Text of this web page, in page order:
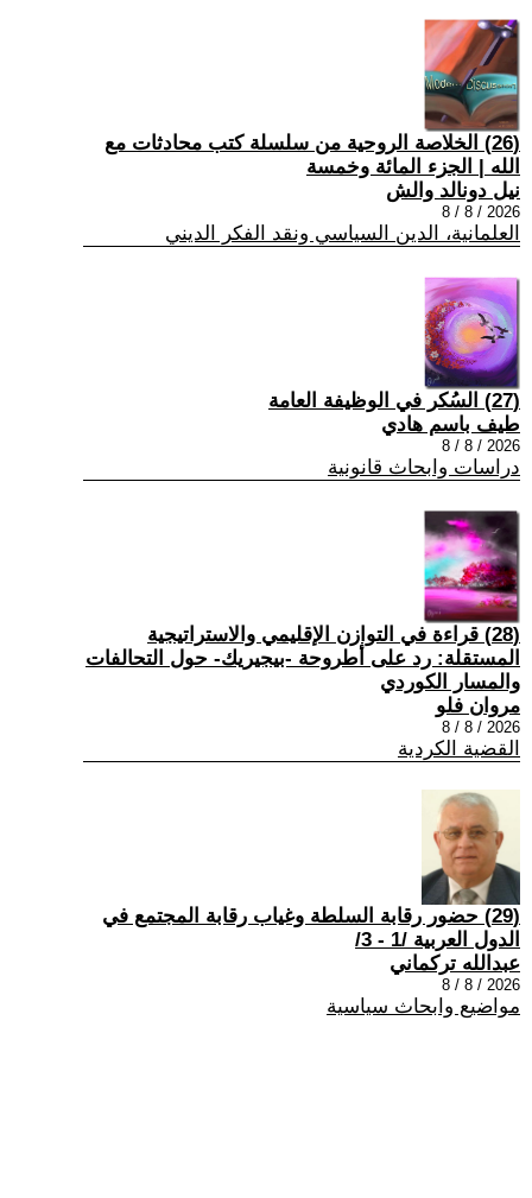
(26) الخلاصة الروحية من سلسلة كتب محادثات مع
الله | الجزء المائة وخمسة
نيل دونالد والش
2026 / 8 / 8
العلمانية، الدين السياسي ونقد الفكر الديني
(27) السُكر في الوظيفة العامة
طيف باسم هادي
2026 / 8 / 8
دراسات وابحاث قانونية
(28) قراءة في التوازن الإقليمي والاستراتيجية
المستقلة: رد على أطروحة -بيجيريك- حول التحالفات
والمسار الكوردي
مروان فلو
2026 / 8 / 8
القضية الكردية
(29) حضور رقابة السلطة وغياب رقابة المجتمع في
الدول العربية /1 - 3/
عبدالله تركماني
2026 / 8 / 8
مواضيع وابحاث سياسية